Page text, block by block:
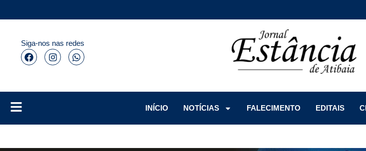
Siga-nos nas redes
INÍCIO
NOTÍCIAS FALECIMENTO EDITAIS